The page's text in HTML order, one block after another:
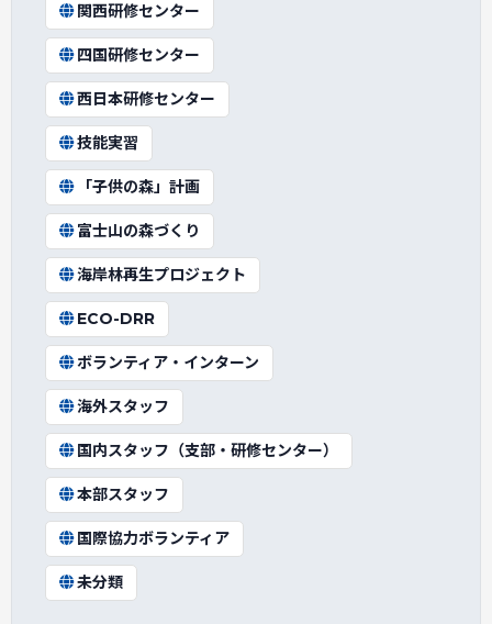
関西研修センター
四国研修センター
西日本研修センター
技能実習
「子供の森」計画
富士山の森づくり
海岸林再生プロジェクト
ECO-DRR
ボランティア・インターン
海外スタッフ
国内スタッフ（支部・研修センター）
本部スタッフ
国際協力ボランティア
未分類